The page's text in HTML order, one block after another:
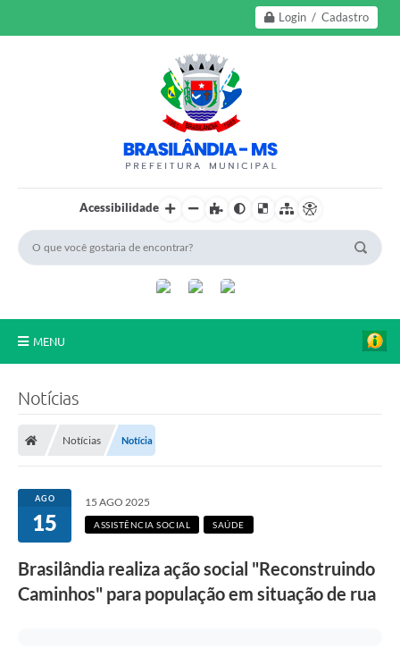
Login / Cadastro
Acessibilidade
MENU
Transparência
Câmara Municipal
e-SIC
Notícias
Notícias Notícia
AGO
15
15 AGO 2025
ASSISTÊNCIA SOCIAL SAÚDE
Brasilândia realiza ação social "Reconstruindo
Caminhos" para população em situação de rua